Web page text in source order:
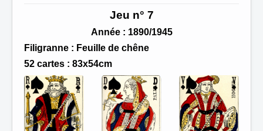
Jeu n° 7
Année : 1890/1945
Filigranne : Feuille de chêne
52 cartes : 83x54cm